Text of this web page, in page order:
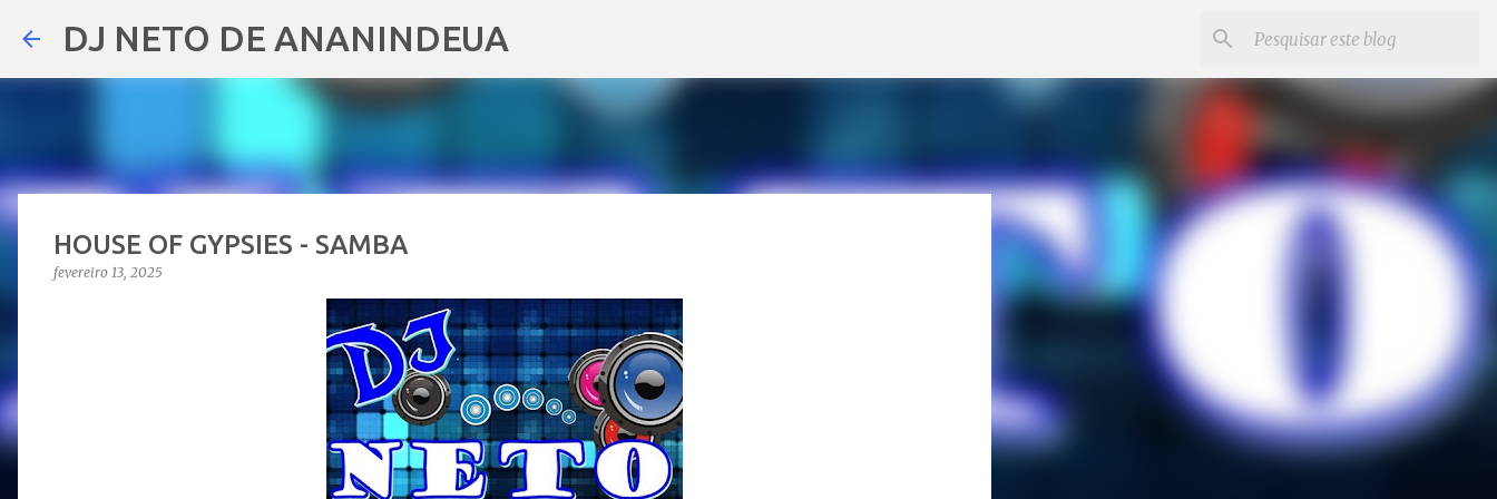
DJ NETO DE ANANINDEUA
HOUSE OF GYPSIES - SAMBA
fevereiro 13, 2025